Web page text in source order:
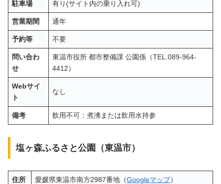
駐車場 有り(サイト内の乗り入れ可)
営業期間 通年
予約等 不要
問い合わ
せ
東温市役所 都市整備課 公園係（TEL.089-964-
4412）
Webサイ
ト
なし
備考 飲用不可：煮沸または飲用水持参
塩ヶ森ふるさと公園（東温市）
住所 愛媛県東温市南方2987番地（Googleマップ）